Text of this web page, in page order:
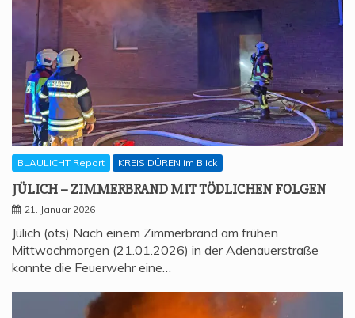
BLAULICHT Report KREIS DÜREN im Blick
JÜLICH – ZIM­MER­BRAND MIT TÖD­LI­CHEN FOLGEN
21. Januar 2026
Jülich (ots) Nach einem Zimmerbrand am frühen
Mittwochmorgen (21.01.2026) in der Adenauerstraße
konnte die Feuerwehr eine…